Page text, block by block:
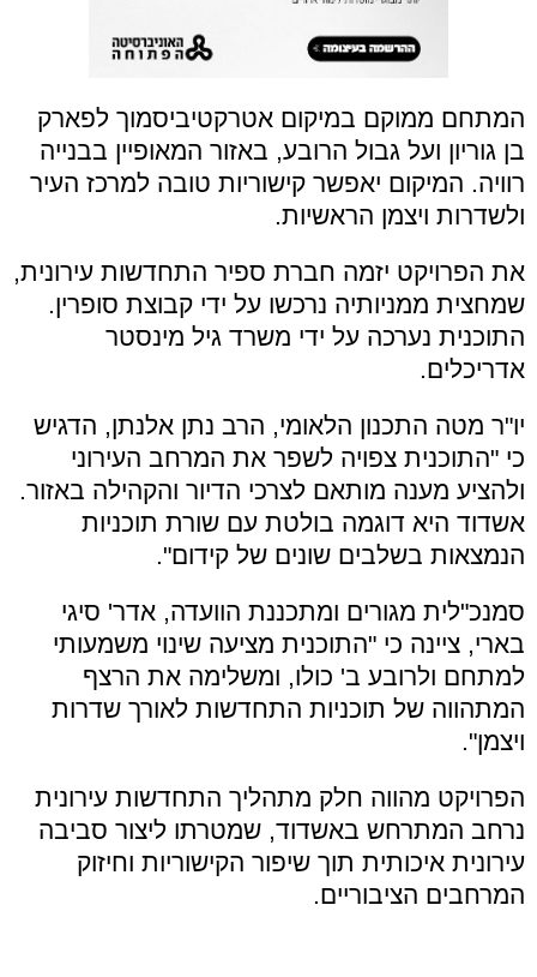
המתחם ממוקם במיקום אטרקטיביסמוך לפארק
בן גוריון ועל גבול הרובע, באזור המאופיין בבנייה
רוויה. המיקום יאפשר קישוריות טובה למרכז העיר
ולשדרות ויצמן הראשיות.
את הפרויקט יזמה חברת ספיר התחדשות עירונית,
שמחצית ממניותיה נרכשו על ידי קבוצת סופרין.
התוכנית נערכה על ידי משרד גיל מינסטר
אדריכלים.
יו"ר מטה התכנון הלאומי, הרב נתן אלנתן, הדגיש
כי "התוכנית צפויה לשפר את המרחב העירוני
ולהציע מענה מותאם לצרכי הדיור והקהילה באזור.
אשדוד היא דוגמה בולטת עם שורת תוכניות
הנמצאות בשלבים שונים של קידום".
סמנכ"לית מגורים ומתכננת הוועדה, אדר' סיגי
בארי, ציינה כי "התוכנית מציעה שינוי משמעותי
למתחם ולרובע ב' כולו, ומשלימה את הרצף
המתהווה של תוכניות התחדשות לאורך שדרות
ויצמן".
הפרויקט מהווה חלק מתהליך התחדשות עירונית
נרחב המתרחש באשדוד, שמטרתו ליצור סביבה
עירונית איכותית תוך שיפור הקישוריות וחיזוק
המרחבים הציבוריים.